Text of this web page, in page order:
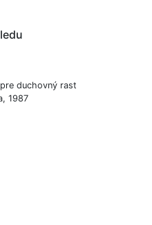
duchovný rast
1987